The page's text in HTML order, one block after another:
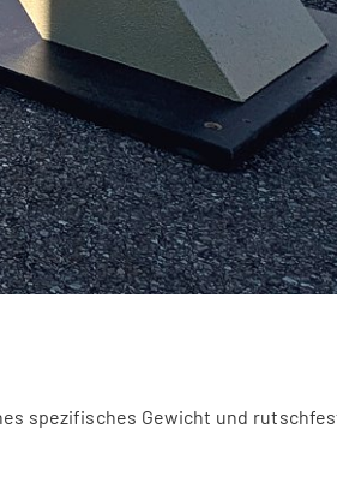
spezifisches Gewicht und